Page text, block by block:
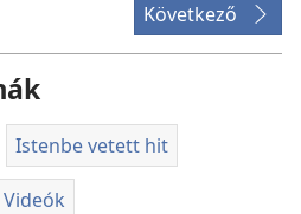
Következő
Istenbe vetett hit